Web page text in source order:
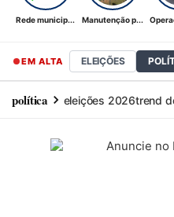
Rede municip... Manutenção p...
EM ALTA ELEIÇÕES
política eleições 2026trend